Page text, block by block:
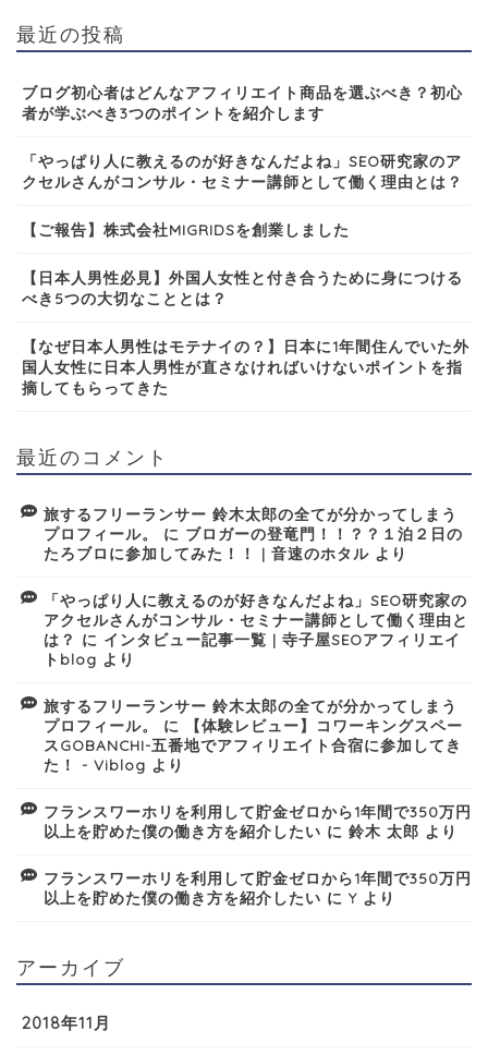
最近の投稿
ブログ初心者はどんなアフィリエイト商品を選ぶべき？初心
者が学ぶべき3つのポイントを紹介します
「やっぱり人に教えるのが好きなんだよね」SEO研究家のア
クセルさんがコンサル・セミナー講師として働く理由とは？
【ご報告】株式会社MIGRIDSを創業しました
【日本人男性必見】外国人女性と付き合うために身につける
べき5つの大切なこととは？
【なぜ日本人男性はモテナイの？】日本に1年間住んでいた外
国人女性に日本人男性が直さなければいけないポイントを指
摘してもらってきた
最近のコメント
旅するフリーランサー 鈴木太郎の全てが分かってしまう
プロフィール。
に ブロガーの登竜門！！？？１泊２日の
たろブロに参加してみた！！ | 音速のホタル より
「やっぱり人に教えるのが好きなんだよね」SEO研究家の
アクセルさんがコンサル・セミナー講師として働く理由と
は？ に インタビュー記事一覧 | 寺子屋SEOアフィリエイ
トblog より
旅するフリーランサー 鈴木太郎の全てが分かってしまう
プロフィール。
に
【体験レビュー】コワーキングスペー
スGOBANCHI-五番地でアフィリエイト合宿に参加してき
た！ - Viblog より
フランスワーホリを利用して貯金ゼロから1年間で350万円
以上を貯めた僕の働き方を紹介したい に 鈴木 太郎 より
フランスワーホリを利用して貯金ゼロから1年間で350万円
以上を貯めた僕の働き方を紹介したい に Y より
アーカイブ
2018年11月